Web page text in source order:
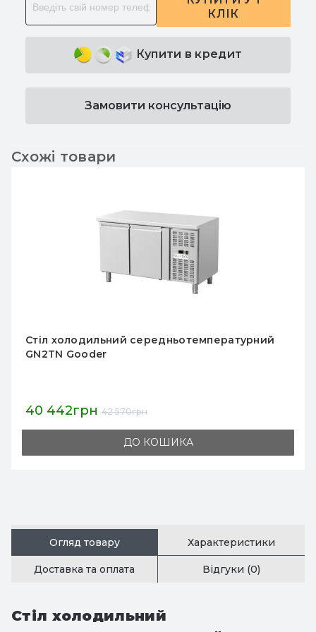
КЛІК
Купити в кредит
Замовити консультацію
Схожі товари
середньотемпературний
42 570грн
Стіл
Огляд товару Характеристики
Доставка та оплата Відгуки (0)
Стіл холодильний